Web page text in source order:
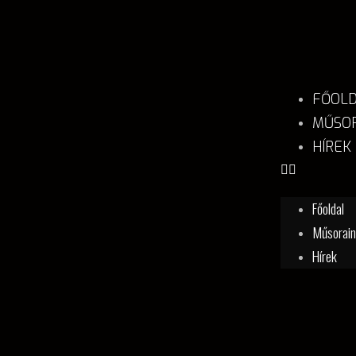
HÍREK
Főoldal
Hírek